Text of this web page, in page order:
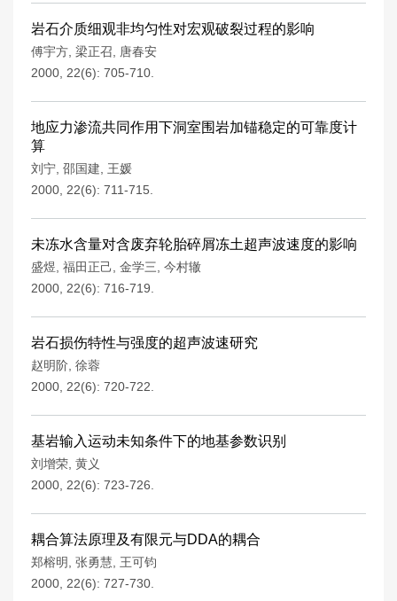
岩石介质细观非均匀性对宏观破裂过程的影响
傅宇方 梁正召
唐春安
2000, 22(6): 705-710.
地应力渗流共同作用下洞室围岩加锚稳定的可靠度计
算
刘宁 邵国建
王媛
2000, 22(6): 711-715.
未冻水含量对含废弃轮胎碎屑冻土超声波速度的影响
盛煜 福田正己 金学三 今村辙
2000, 22(6): 716-719.
岩石损伤特性与强度的超声波速研究
赵明阶 徐蓉
2000, 22(6): 720-722.
基岩输入运动未知条件下的地基参数识别
刘增荣 黄义
2000, 22(6): 723-726.
耦合算法原理及有限元与DDA的耦合
郑榕明 张勇慧 王可钧
2000, 22(6): 727-730.